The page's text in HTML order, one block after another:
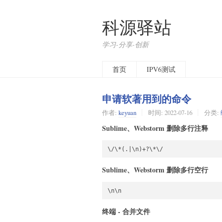
科源驿站
学习-分享-创新
首页 IPV6测试
申请软著用到的命令
作者: keyuan 时间: 2022-07-16 分类:
Sublime、Webstorm 删除多行注释
Sublime、Webstorm 删除多行空行
终端 - 合并文件